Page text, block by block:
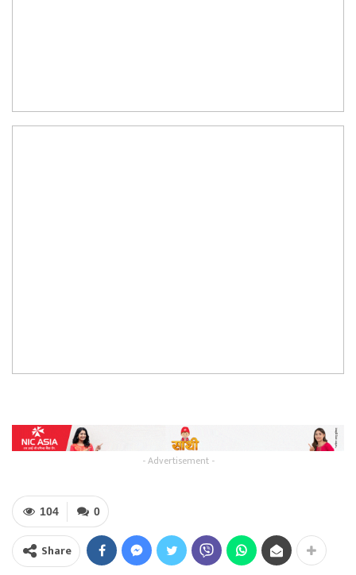
- Advertisement -
0
104
Share